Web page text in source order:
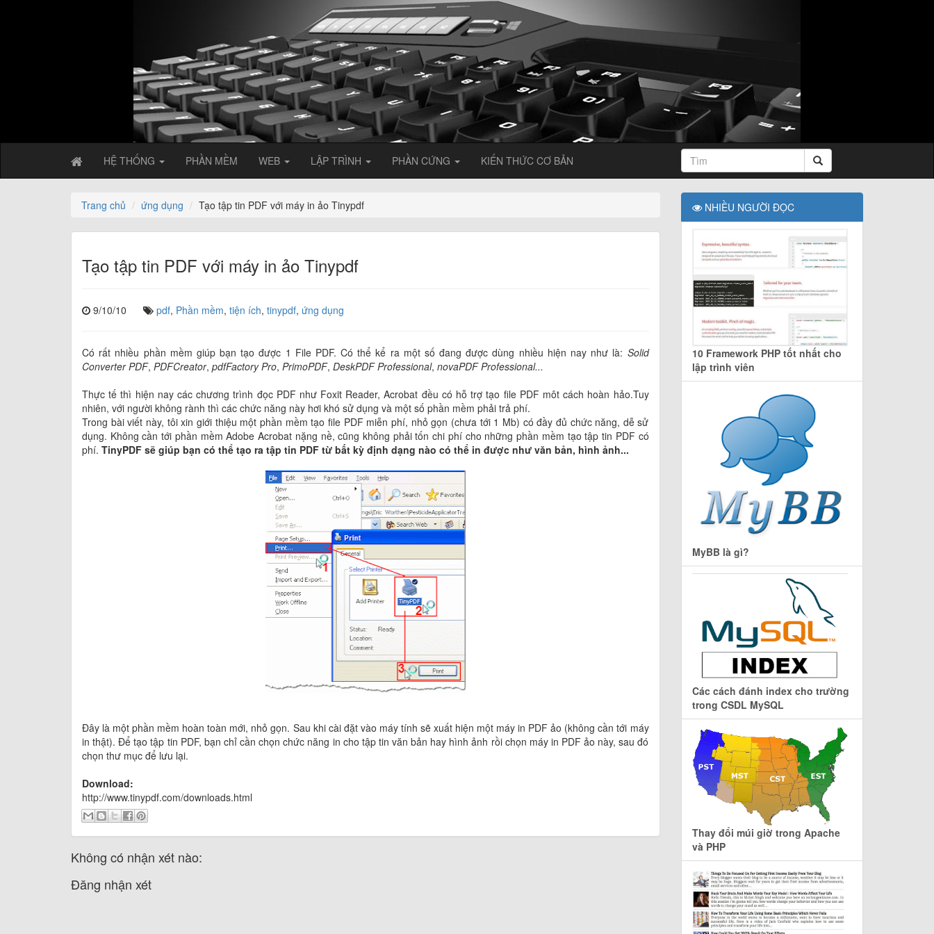
HỆ THỐNG PHẦN MỀM WEB LẬP TRÌNH PHẦN CỨNG KIẾN THỨC CƠ BẢN
Trang chủ ứng dụng Tạo tập tin PDF với máy in ảo Tinypdf
Tạo tập tin PDF với máy in ảo Tinypdf
9/10/10 pdf, Phần mềm, tiện ích, tinypdf, ứng dụng
Có rất nhiều phần mềm giúp bạn tạo được 1 File PDF. Có thể kể ra một số đang được dùng nhiều hiện nay như là: Solid
Converter PDF, PDFCreator, pdfFactory Pro, PrimoPDF, DeskPDF Professional, novaPDF Professional...
Thực tế thì hiện nay các chương trình đọc PDF như Foxit Reader, Acrobat đều có hỗ trợ tạo file PDF môt cách hoàn hảo.Tuy
nhiên, với người không rành thì các chức năng này hơi khó sử dụng và một số phần mềm phải trả phí.
Trong bài viết này, tôi xin giới thiệu một phần mềm tạo file PDF miễn phí, nhỏ gọn (chưa tới 1 Mb) có đầy đủ chức năng, dễ sử
dụng. Không cần tới phần mềm Adobe Acrobat nặng nề, cũng không phải tốn chi phí cho những phần mềm tạo tập tin PDF có
phí. TinyPDF sẽ giúp bạn có thể tạo ra tập tin PDF từ bất kỳ định dạng nào có thể in được như văn bản, hình ảnh...
Đây là một phần mềm hoàn toàn mới, nhỏ gọn. Sau khi cài đặt vào máy tính sẽ xuất hiện một máy in PDF ảo (không cần tới máy
in thật). Để tạo tập tin PDF, bạn chỉ cần chọn chức năng in cho tập tin văn bản hay hình ảnh rồi chọn máy in PDF ảo này, sau đó
chọn thư mục để lưu lại.
Download:
http://www.tinypdf.com/downloads.html
Không có nhận xét nào:
Đăng nhận xét
NHIỀU NGƯỜI ĐỌC
10 Framework PHP tốt nhất cho
lập trình viên
MyBB là gì?
Các cách đánh index cho trường
trong CSDL MySQL
Thay đổi múi giờ trong Apache
và PHP